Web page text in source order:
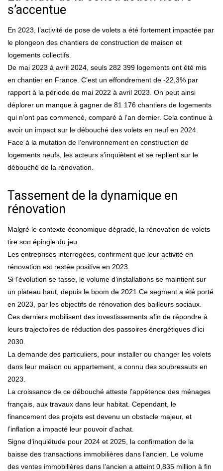
s’accentue
En 2023, l’activité de pose de volets a été fortement impactée par
le plongeon des chantiers de construction de maison et
logements collectifs.
De mai 2023 à avril 2024, seuls 282 399 logements ont été mis
en chantier en France. C’est un effondrement de -22,3% par
rapport à la période de mai 2022 à avril 2023. On peut ainsi
déplorer un manque à gagner de 81 176 chantiers de logements
qui n’ont pas commencé, comparé à l’an dernier. Cela continue à
avoir un impact sur le débouché des volets en neuf en 2024.
Face à la mutation de l’environnement en construction de
logements neufs, les acteurs s’inquiètent et se replient sur le
débouché de la rénovation.
Tassement de la dynamique en
rénovation
Malgré le contexte économique dégradé, la rénovation de volets
tire son épingle du jeu.
Les entreprises interrogées, confirment que leur activité en
rénovation est restée positive en 2023.
Si l’évolution se tasse, le volume d’installations se maintient sur
un plateau haut, depuis le boom de 2021.Ce segment a été porté
en 2023, par les objectifs de rénovation des bailleurs sociaux.
Ces derniers mobilisent des investissements afin de répondre à
leurs trajectoires de réduction des passoires énergétiques d’ici
2030.
La demande des particuliers, pour installer ou changer les volets
dans leur maison ou appartement, a connu des soubresauts en
2023.
La croissance de ce débouché atteste l’appétence des ménages
français, aux travaux dans leur habitat. Cependant, le
financement des projets est devenu un obstacle majeur, et
l’inflation a impacté leur pouvoir d’achat.
Signe d’inquiétude pour 2024 et 2025, la confirmation de la
baisse des transactions immobilières dans l’ancien. Le volume
des ventes immobilières dans l’ancien a atteint 0,835 million à fin